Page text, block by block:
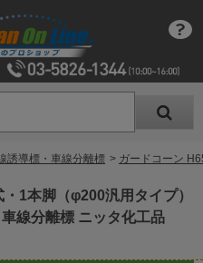
誘導標・車線分離標 > ガードコーン
1本脚（φ200汎用タイプ）
線分離標 ニッタ化工品